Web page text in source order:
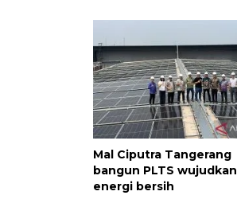
Mal Ciputra Tangerang
bangun PLTS wujudkan
energi bersih